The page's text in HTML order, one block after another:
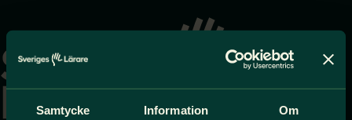
Samtycke Information Om
till
startsidan